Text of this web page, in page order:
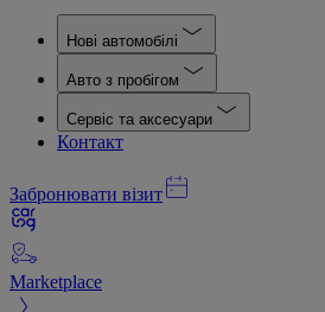
Нові автомобілі
Авто з пробігом
Сервіс та аксесуари
Контакт
Забронювати візит
Marketplace